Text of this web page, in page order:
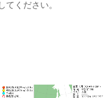
てください。